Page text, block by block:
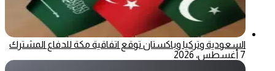
السعودية وتركيا وباكستان توقع اتفاقية مكة للدفاع المشترك
7 أغسطس، 2026